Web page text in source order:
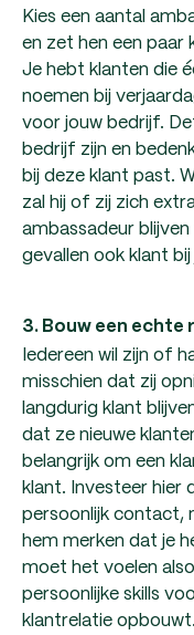
Kies een aantal
en zet hen een paar
Je hebt klanten die
noemen bij
voor jouw bedrijf.
bedrijf zijn en
bij deze klant past.
zal hij of zij zich
ambassadeur
gevallen ook klant
3. Bouw een
Iedereen wil zijn of
misschien dat zij
langdurig klant
dat ze nieuwe
belangrijk om een
klant. Investeer hier
persoonlijk contact,
hem merken dat je
moet het voelen
persoonlijke skills
klantrelatie opbouwt.